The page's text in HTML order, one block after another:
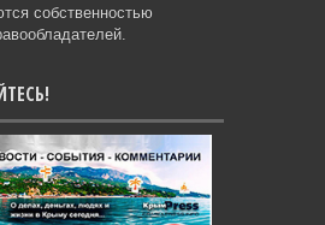
собственностью